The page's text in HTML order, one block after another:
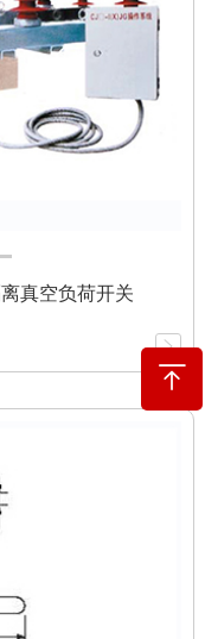
真空负荷开关